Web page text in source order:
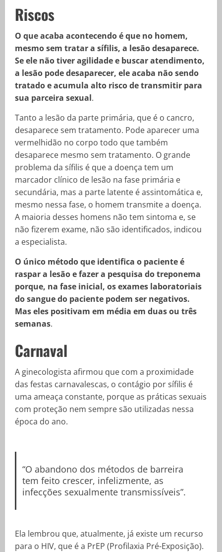
Riscos
O que acaba acontecendo é que no homem,
mesmo sem tratar a sífilis, a lesão desaparece.
Se ele não tiver agilidade e buscar atendimento,
a lesão pode desaparecer, ele acaba não sendo
tratado e acumula alto risco de transmitir para
sua parceira sexual.
Tanto a lesão da parte primária, que é o cancro,
desaparece sem tratamento. Pode aparecer uma
vermelhidão no corpo todo que também
desaparece mesmo sem tratamento. O grande
problema da sífilis é que a doença tem um
marcador clínico de lesão na fase primária e
secundária, mas a parte latente é assintomática e,
mesmo nessa fase, o homem transmite a doença.
A maioria desses homens não tem sintoma e, se
não fizerem exame, não são identificados, indicou
a especialista.
O único método que identifica o paciente é
raspar a lesão e fazer a pesquisa do treponema
porque, na fase inicial, os exames laboratoriais
do sangue do paciente podem ser negativos.
Mas eles positivam em média em duas ou três
semanas.
Carnaval
A ginecologista afirmou que com a proximidade
das festas carnavalescas, o contágio por sífilis é
uma ameaça constante, porque as práticas sexuais
com proteção nem sempre são utilizadas nessa
época do ano.
“O abandono dos métodos de barreira
tem feito crescer, infelizmente, as
infecções sexualmente transmissíveis”.
Ela lembrou que, atualmente, já existe um recurso
para o HIV, que é a PrEP (Profilaxia Pré-Exposição).